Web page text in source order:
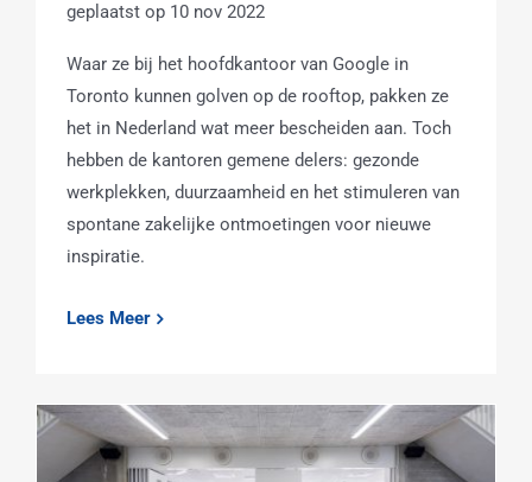
10 nov 2022
Waar ze bij het hoofdkantoor van Google in
Toronto kunnen golven op de rooftop, pakken ze
het in Nederland wat meer bescheiden aan. Toch
hebben de kantoren gemene delers: gezonde
werkplekken, duurzaamheid en het stimuleren van
spontane zakelijke ontmoetingen voor nieuwe
inspiratie.
Lees Meer